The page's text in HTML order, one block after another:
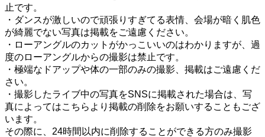
止です。
・ダンスが激しいので頑張りすぎてる表情、会場が暗く肌色
が綺麗でない写真は掲載をご遠慮ください。
・ローアングルのカットがかっこいいのはわかりますが、過
度のローアングルからの撮影は禁止です。
・極端なドアップや体の一部のみの撮影、掲載はご遠慮くだ
さい。
・撮影したライブ中の写真をSNSに掲載された場合は、写
真によってはこちらより掲載の削除をお願いすることもござ
います。
その際に、24時間以内に削除することができる方のみ撮影